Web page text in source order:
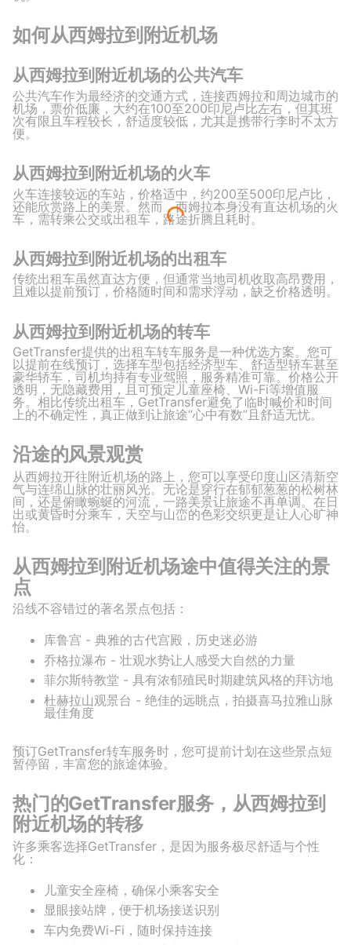
如何从西姆拉到附近机场
从西姆拉到附近机场的公共汽车
公共汽车作为最经济的交通方式，连接西姆拉和周边城市的
机场，票价低廉，大约在100至200印尼卢比左右，但其班
次有限且车程较长，舒适度较低，尤其是携带行李时不太方
便。
从西姆拉到附近机场的火车
火车连接较远的车站，价格适中，约200至500印尼卢比，
还能欣赏路上的美景。然而，西姆拉本身没有直达机场的火
车，需转乘公交或出租车，路途折腾且耗时。
从西姆拉到附近机场的出租车
传统出租车虽然直达方便，但通常当地司机收取高昂费用，
且难以提前预订，价格随时间和需求浮动，缺乏价格透明。
从西姆拉到附近机场的转车
GetTransfer提供的出租车转车服务是一种优选方案。您可
以提前在线预订，选择车型包括经济型车、舒适型轿车甚至
豪华轿车，司机均持有专业驾照，服务精准可靠。价格公开
透明，无隐藏费用，且可预定儿童座椅、Wi-Fi等增值服
务。相比传统出租车，GetTransfer避免了临时喊价和时间
上的不确定性，真正做到让旅途“心中有数”且舒适无忧。
沿途的风景观赏
从西姆拉开往附近机场的路上，您可以享受印度山区清新空
气与连绵山脉的壮丽风光。无论是穿行在郁郁葱葱的松树林
间，还是俯瞰蜿蜒的河流，一路美景让旅途不再单调。在日
出或黄昏时分乘车，天空与山峦的色彩交织更是让人心旷神
怡。
从西姆拉到附近机场途中值得关注的景
点
沿线不容错过的著名景点包括：
库鲁宫 - 典雅的古代宫殿，历史迷必游
乔格拉瀑布 - 壮观水势让人感受大自然的力量
菲尔斯特教堂 - 具有浓郁殖民时期建筑风格的拜访地
杜赫拉山观景台 - 绝佳的远眺点，拍摄喜马拉雅山脉
最佳角度
预订GetTransfer转车服务时，您可提前计划在这些景点短
暂停留，丰富您的旅途体验。
热门的GetTransfer服务，从西姆拉到
附近机场的转移
许多乘客选择GetTransfer，是因为服务极尽舒适与个性
化：
儿童安全座椅，确保小乘客安全
显眼接站牌，便于机场接送识别
车内免费Wi-Fi，随时保持连接